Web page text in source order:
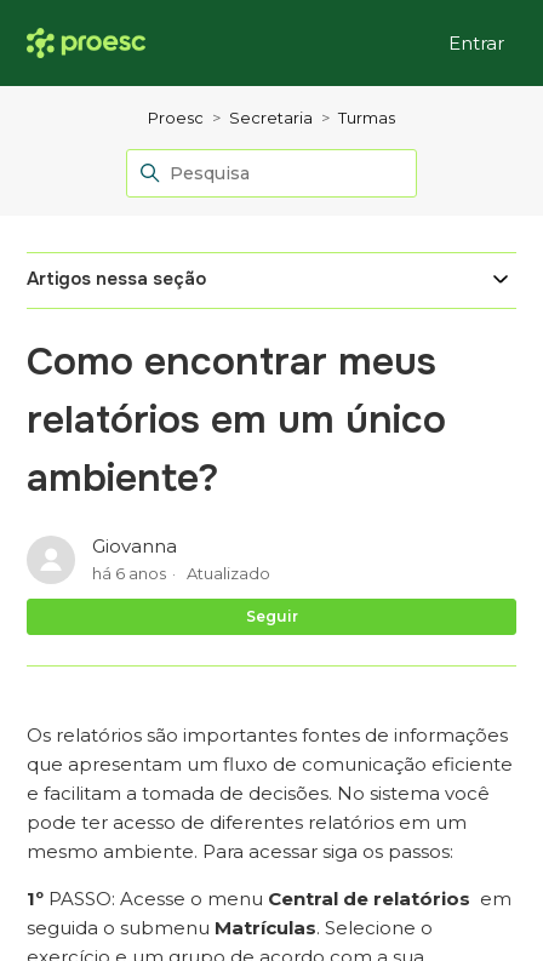
Entrar
Proesc Secretaria Turmas
Artigos nessa seção
Como encontrar meus
relatórios em um único
ambiente?
Giovanna
há 6 anos Atualizado
Seguir
Os relatórios são importantes fontes de informações
que apresentam um fluxo de comunicação eficiente
e facilitam a tomada de decisões. No sistema você
pode ter acesso de diferentes relatórios em um
mesmo ambiente. Para acessar siga os passos:
1º PASSO: Acesse o menu Central de relatórios em
seguida o submenu Matrículas. Selecione o